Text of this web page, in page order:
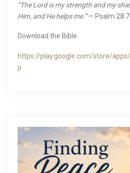
“The Lord is my strength and my
Him, and He helps me.”— Psalm 28:7
Download the Bible
https://play.google.com/store/
p